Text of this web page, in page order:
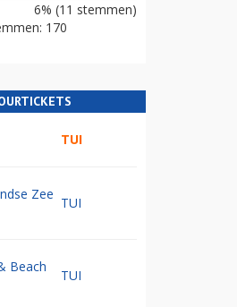
6% (11 stemmen)
170
TUI
Zee
TUI
Beach
TUI